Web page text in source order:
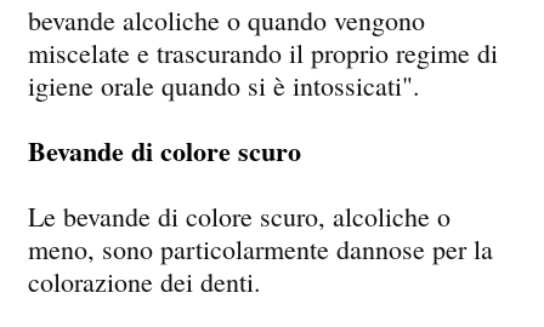
bevande alcoliche o quando vengono
miscelate e trascurando il proprio regime di
igiene orale quando si è intossicati".
Bevande di colore scuro
Le bevande di colore scuro, alcoliche o
meno, sono particolarmente dannose per la
colorazione dei denti.